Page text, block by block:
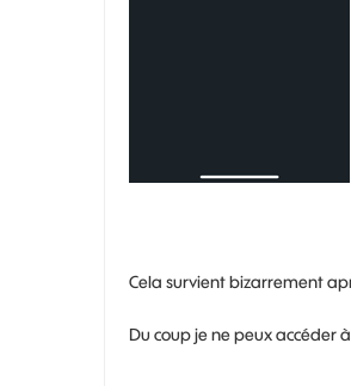
Cela survient bizarrement
Du coup je ne peux accéder